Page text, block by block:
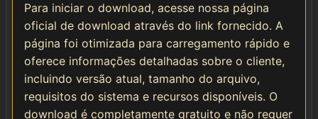
Para iniciar o download, acesse nossa página
oficial de download através do link fornecido. A
página foi otimizada para carregamento rápido e
oferece informações detalhadas sobre o cliente,
incluindo versão atual, tamanho do arquivo,
requisitos do sistema e recursos disponíveis. O
download é completamente gratuito e não requer